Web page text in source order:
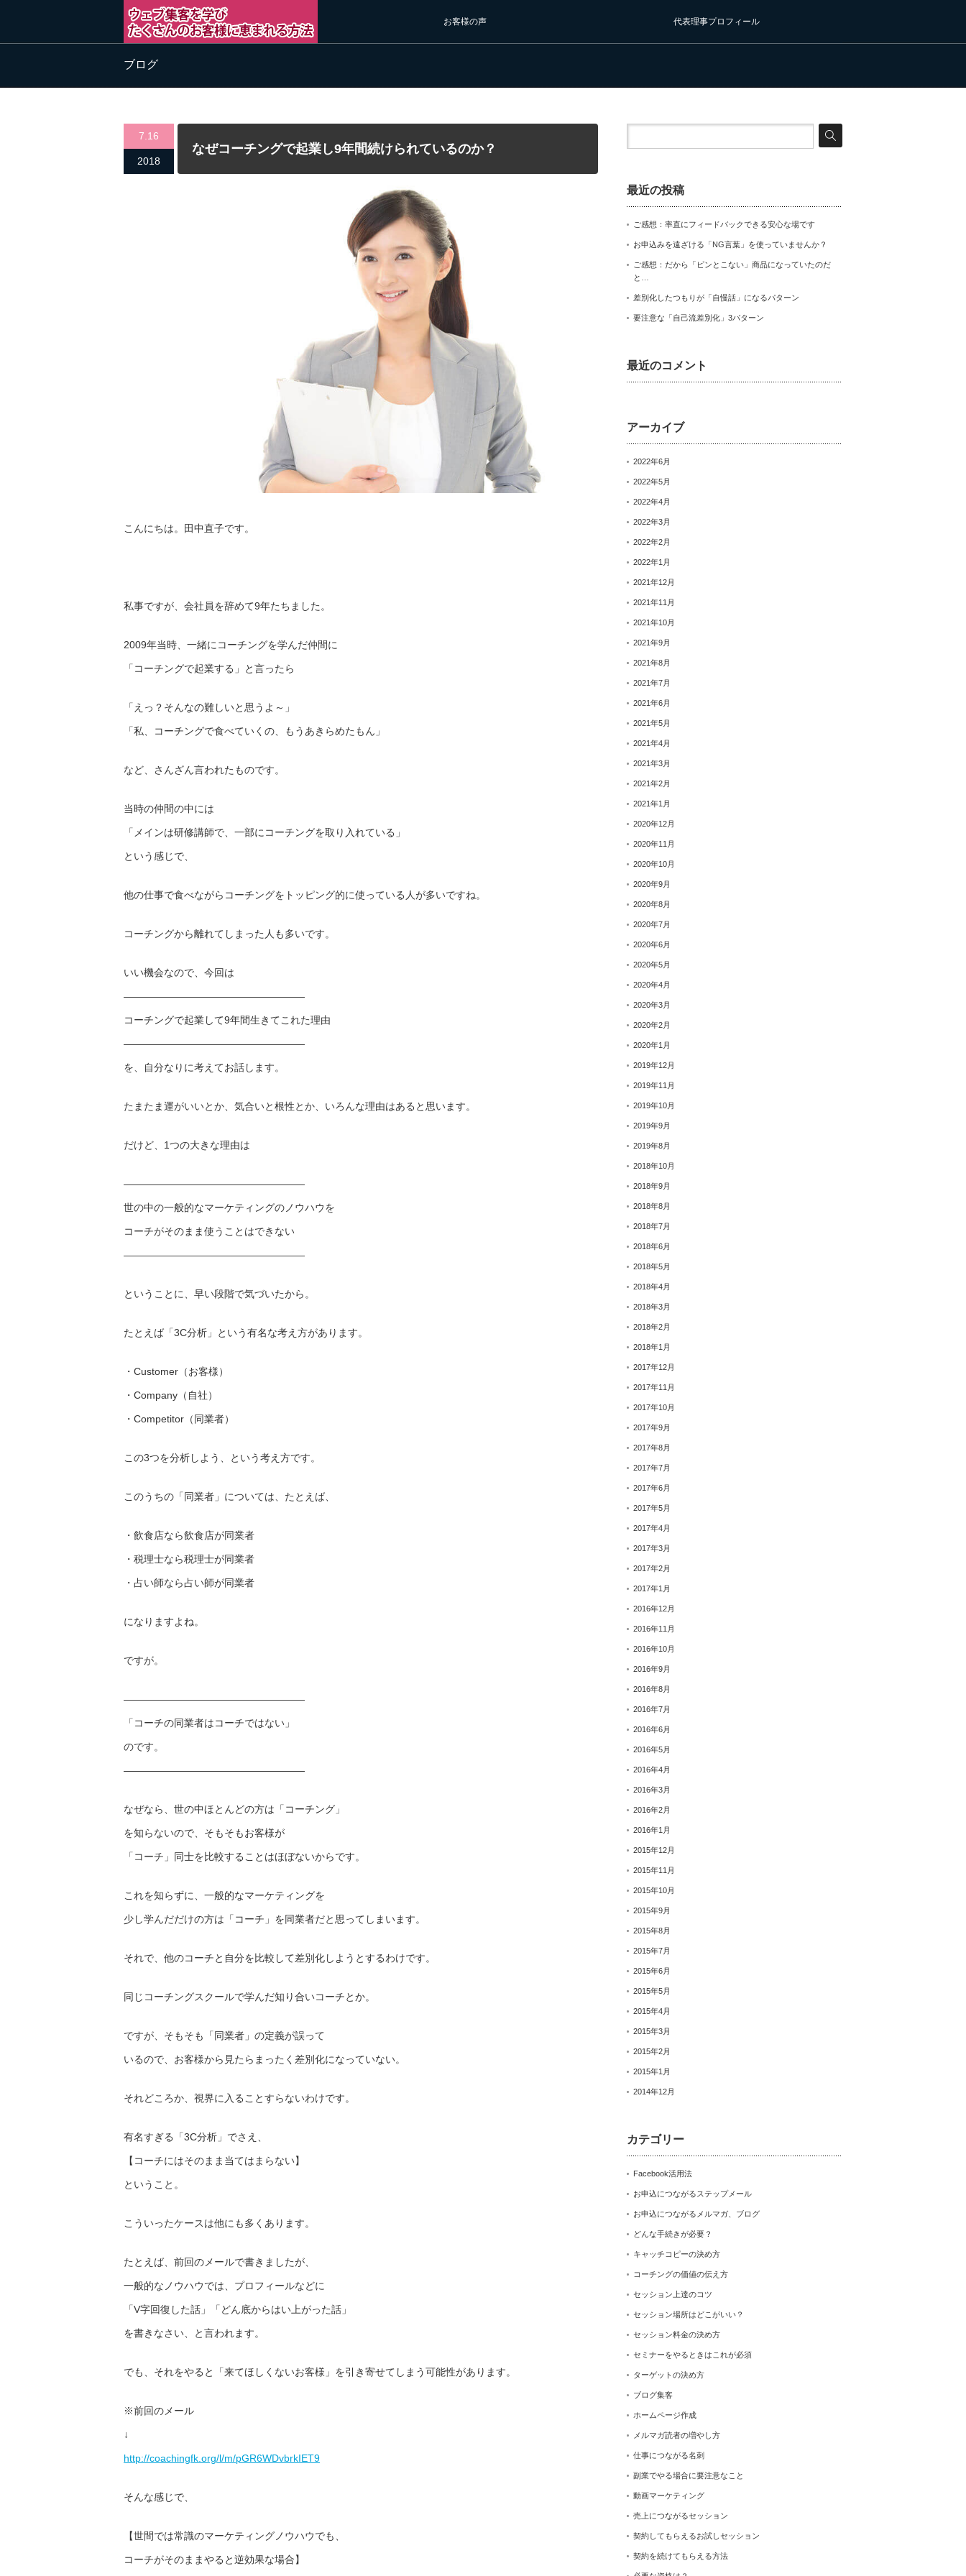
お客様の声 代表理事プロフィール
ブログ
7.16
2018
なぜコーチングで起業し9年間続けられているのか？
こんにちは。田中直子です。
私事ですが、会社員を辞めて9年たちました。
2009年当時、一緒にコーチングを学んだ仲間に
「コーチングで起業する」と言ったら
「えっ？そんなの難しいと思うよ～」
「私、コーチングで食べていくの、もうあきらめたもん」
など、さんざん言われたものです。
当時の仲間の中には
「メインは研修講師で、一部にコーチングを取り入れている」
という感じで、
他の仕事で食べながらコーチングをトッピング的に使っている人が多いですね。
コーチングから離れてしまった人も多いです。
いい機会なので、今回は
——————————————————
コーチングで起業して9年間生きてこれた理由
——————————————————
を、自分なりに考えてお話します。
たまたま運がいいとか、気合いと根性とか、いろんな理由はあると思います。
だけど、1つの大きな理由は
——————————————————
世の中の一般的なマーケティングのノウハウを
コーチがそのまま使うことはできない
——————————————————
ということに、早い段階で気づいたから。
たとえば「3C分析」という有名な考え方があります。
・Customer（お客様）
・Company（自社）
・Competitor（同業者）
この3つを分析しよう、という考え方です。
このうちの「同業者」については、たとえば、
・飲食店なら飲食店が同業者
・税理士なら税理士が同業者
・占い師なら占い師が同業者
になりますよね。
ですが。
——————————————————
「コーチの同業者はコーチではない」
のです。
——————————————————
なぜなら、世の中ほとんどの方は「コーチング」
を知らないので、そもそもお客様が
「コーチ」同士を比較することはほぼないからです。
これを知らずに、一般的なマーケティングを
少し学んだだけの方は「コーチ」を同業者だと思ってしまいます。
それで、他のコーチと自分を比較して差別化しようとするわけです。
同じコーチングスクールで学んだ知り合いコーチとか。
ですが、そもそも「同業者」の定義が誤って
いるので、お客様から見たらまったく差別化になっていない。
それどころか、視界に入ることすらないわけです。
有名すぎる「3C分析」でさえ、
【コーチにはそのまま当てはまらない】
ということ。
こういったケースは他にも多くあります。
たとえば、前回のメールで書きましたが、
一般的なノウハウでは、プロフィールなどに
「V字回復した話」「どん底からはい上がった話」
を書きなさい、と言われます。
でも、それをやると「来てほしくないお客様」を引き寄せてしまう可能性があります。
※前回のメール
↓
http://coachingfk.org/l/m/pGR6WDvbrkIET9
そんな感じで、
【世間では常識のマーケティングノウハウでも、
コーチがそのままやると逆効果な場合】
最近の投稿
ご感想：率直にフィードバックできる安心な場です
お申込みを遠ざける「NG言葉」を使っていませんか？
ご感想：だから「ピンとこない」商品になっていたのだ
と…
差別化したつもりが「自慢話」になるパターン
要注意な「自己流差別化」3パターン
最近のコメント
アーカイブ
2022年6月
2022年5月
2022年4月
2022年3月
2022年2月
2022年1月
2021年12月
2021年11月
2021年10月
2021年9月
2021年8月
2021年7月
2021年6月
2021年5月
2021年4月
2021年3月
2021年2月
2021年1月
2020年12月
2020年11月
2020年10月
2020年9月
2020年8月
2020年7月
2020年6月
2020年5月
2020年4月
2020年3月
2020年2月
2020年1月
2019年12月
2019年11月
2019年10月
2019年9月
2019年8月
2018年10月
2018年9月
2018年8月
2018年7月
2018年6月
2018年5月
2018年4月
2018年3月
2018年2月
2018年1月
2017年12月
2017年11月
2017年10月
2017年9月
2017年8月
2017年7月
2017年6月
2017年5月
2017年4月
2017年3月
2017年2月
2017年1月
2016年12月
2016年11月
2016年10月
2016年9月
2016年8月
2016年7月
2016年6月
2016年5月
2016年4月
2016年3月
2016年2月
2016年1月
2015年12月
2015年11月
2015年10月
2015年9月
2015年8月
2015年7月
2015年6月
2015年5月
2015年4月
2015年3月
2015年2月
2015年1月
2014年12月
カテゴリー
Facebook活用法
お申込につながるステップメール
お申込につながるメルマガ、ブログ
どんな手続きが必要？
キャッチコピーの決め方
コーチングの価値の伝え方
セッション上達のコツ
セッション場所はどこがいい？
セッション料金の決め方
セミナーをやるときはこれが必須
ターゲットの決め方
ブログ集客
ホームページ作成
メルマガ読者の増やし方
仕事につながる名刺
副業でやる場合に要注意なこと
動画マーケティング
売上につながるセッション
契約してもらえるお試しセッション
契約を続けてもらえる方法